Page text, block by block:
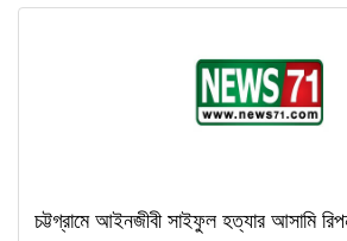
চট্টগ্রামে আইনজীবী সাইফুল হত্যার আসামি